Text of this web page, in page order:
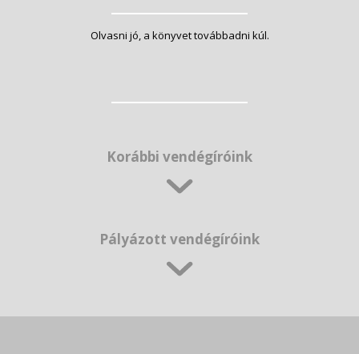
Olvasni jó, a könyvet továbbadni kúl.
Korábbi vendégíróink
Pályázott vendégíróink